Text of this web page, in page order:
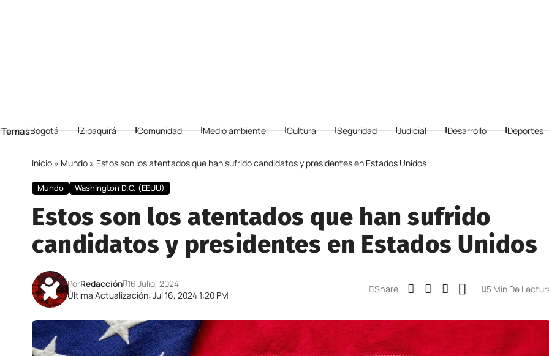
Bogotá Zipaquirá Comunidad Medio ambiente Cultura Seguridad Judicial Desarrollo Deportes
Inicio » Mundo » Estos son los atentados que han sufrido candidatos y presidentes en Estados Unidos
Mundo Washington D.C. (EEUU)
Estos son los atentados que han sufrido
candidatos y presidentes en Estados Unidos
Última Actualización: Jul 16, 2024 1:20 PM
PorRedacción 16 Julio, 2024 Share 5 Min De